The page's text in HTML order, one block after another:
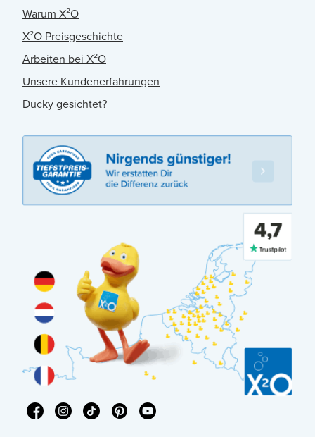
Warum X²O
X²O Preisgeschichte
Arbeiten bei X²O
Unsere Kundenerfahrungen
Ducky gesichtet?